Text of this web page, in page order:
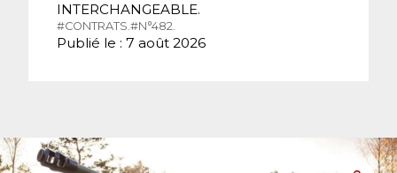
INTERCHANGEABLE.
#CONTRATS.#N°482.
Publié le : 7 août 2026